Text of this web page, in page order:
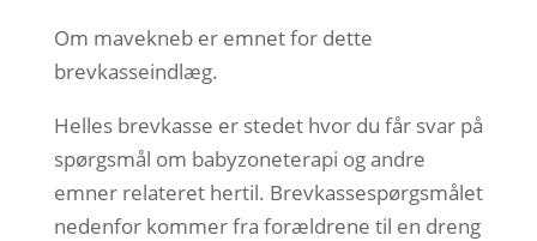
Om mavekneb er emnet for dette
brevkasseindlæg.
Helles brevkasse er stedet hvor du får svar på
spørgsmål om babyzoneterapi og andre
emner relateret hertil. Brevkassespørgsmålet
nedenfor kommer fra forældrene til en dreng